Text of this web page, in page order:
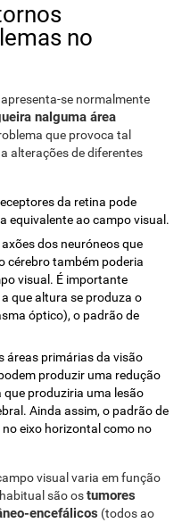
no
se normalmente
nalguma área
que provoca tal
alterações de diferentes
da retina pode
equivalente ao campo visual.
dos neuróneos que
cérebro também poderia
visual. É importante
que altura se produza o
óptico), o padrão de
áreas primárias da visão
produzir uma redução
produziria uma lesão
Ainda assim, o padrão de
eixo horizontal como no
visual varia em função
habitual são ostumores
encefálicos (todos ao